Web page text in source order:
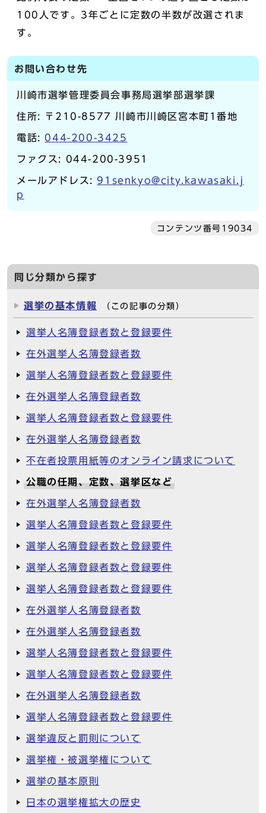
100人です。3年ごとに定数の半数が改選されま
す。
お問い合わせ先
川崎市選挙管理委員会事務局選挙部選挙課
住所: 〒210-8577 川崎市川崎区宮本町1番地
電話: 044-200-3425
ファクス: 044-200-3951
メールアドレス:91senkyo@city.kawasaki.j
p
コンテンツ番号19034
同じ分類から探す
選挙の基本情報 （この記事の分類）
選挙人名簿登録者数と登録要件
在外選挙人名簿登録者数
選挙人名簿登録者数と登録要件
在外選挙人名簿登録者数
選挙人名簿登録者数と登録要件
在外選挙人名簿登録者数
不在者投票用紙等のオンライン請求について
公職の任期、定数、選挙区など
在外選挙人名簿登録者数
選挙人名簿登録者数と登録要件
選挙人名簿登録者数と登録要件
選挙人名簿登録者数と登録要件
選挙人名簿登録者数と登録要件
在外選挙人名簿登録者数
在外選挙人名簿登録者数
選挙人名簿登録者数と登録要件
選挙人名簿登録者数と登録要件
在外選挙人名簿登録者数
選挙人名簿登録者数と登録要件
選挙違反と罰則について
選挙権・被選挙権について
選挙の基本原則
日本の選挙権拡大の歴史